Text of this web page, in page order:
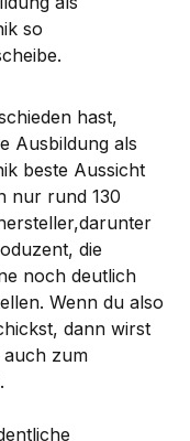
so
hast,
Ausbildung als
beste Aussicht
nur rund 130
die
noch deutlich
Wenn du also
dann wirst
auch zum